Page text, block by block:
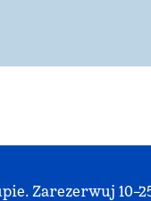
Zarezerwuj